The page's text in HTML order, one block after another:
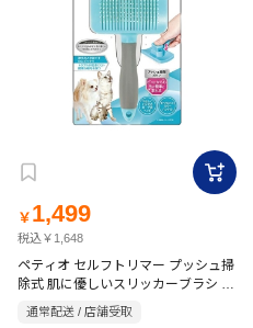
￥ 1,499
税込￥1,648
ペティオ セルフトリマー プッシュ掃
除式 肌に優しいスリッカーブラシ レ
ギュラー
通常配送 / 店舗受取